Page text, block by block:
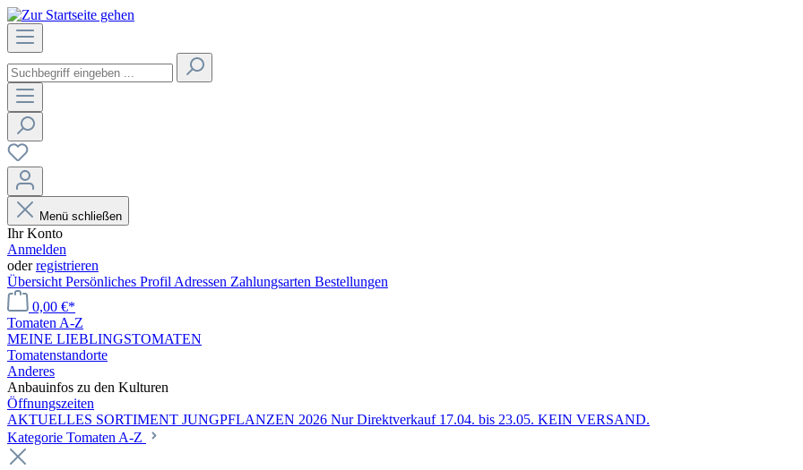
Menü schließen
Ihr Konto
Anmelden
oderregistrieren
Übersicht Persönliches Profil Adressen Zahlungsarten Bestellungen
0,00 €*
Tomaten A-Z
MEINE LIEBLINGSTOMATEN
Tomatenstandorte
Anderes
Anbauinfos zu den Kulturen
Öffnungszeiten
AKTUELLES SORTIMENT JUNGPFLANZEN 2026 Nur Direktverkauf 17.04. bis 23.05. KEIN VERSAND.
Kategorie Tomaten A-Z